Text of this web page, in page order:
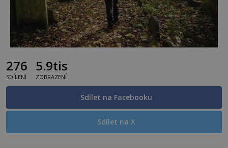
276
SDÍLENÍ
5.9tis
ZOBRAZENÍ
Sdílet na Facebooku
Sdílet na X